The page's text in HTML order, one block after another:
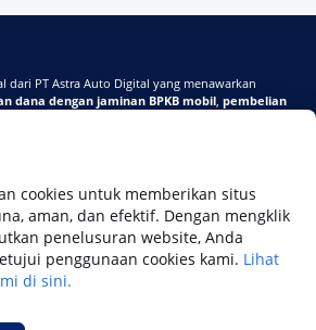
cookies untuk memberikan situs
aman, dan efektif. Dengan mengklik
penelusuran website, Anda
penggunaan cookies kami. Lihat
di sini.
Pinjol 2 Hari, Apakah Langsung
BI Checking? Simak Peraturan
dari PT Astra Auto Digital yang menawarkan
dana dengan jaminan BPKB mobil, pembelian
Kami